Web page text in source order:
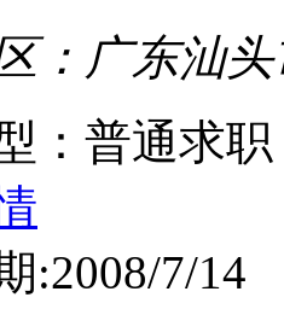
：广东汕
：普通求职
:2008/7/14